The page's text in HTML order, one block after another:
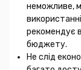
неможливе,
рекомендує
бюджету.
Не слід